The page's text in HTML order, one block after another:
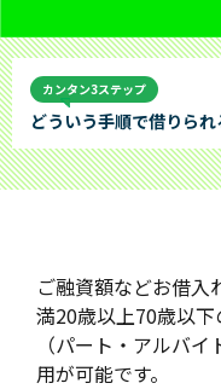
カンタン3ステップ
どういう手順で借りられ
ご融資額などお借入
満20歳以上70歳以
（パート・アルバ
用が可能です。